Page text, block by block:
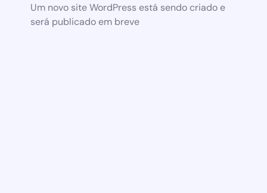
Um novo site WordPress está sendo criado e
será publicado em breve